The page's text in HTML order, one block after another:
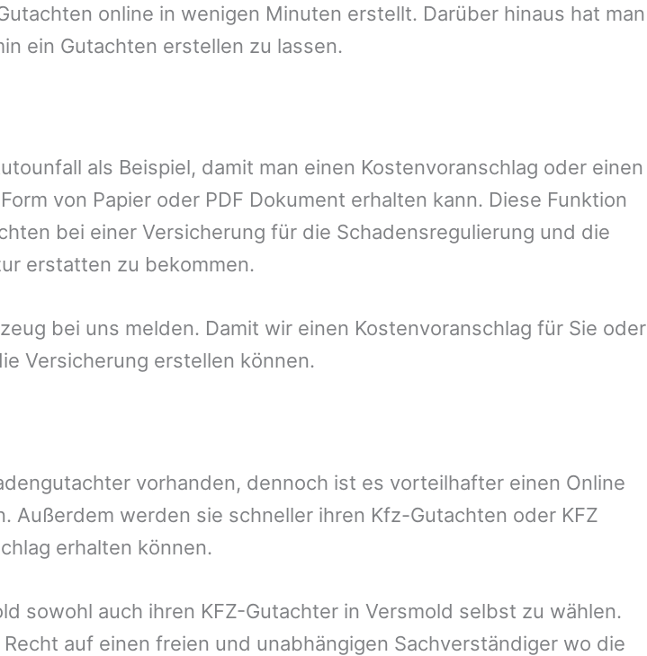
online in wenigen Minuten erstellt. Darüber hinaus hat man
ein Gutachten erstellen zu lassen.
als Beispiel, damit man einen Kostenvoranschlag oder einen
von Papier oder PDF Dokument erhalten kann. Diese Funktion
bei einer Versicherung für die Schadensregulierung und die
erstatten zu bekommen.
bei uns melden. Damit wir einen Kostenvoranschlag für Sie oder
Versicherung erstellen können.
vorhanden, dennoch ist es vorteilhafter einen Online
Außerdem werden sie schneller ihren Kfz-Gutachten oder KFZ
erhalten können.
sowohl auch ihren KFZ-Gutachter in Versmold selbst zu wählen.
auf einen freien und unabhängigen Sachverständiger wo die